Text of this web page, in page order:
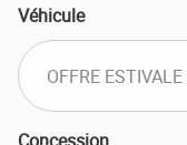
Véhicule
Concession